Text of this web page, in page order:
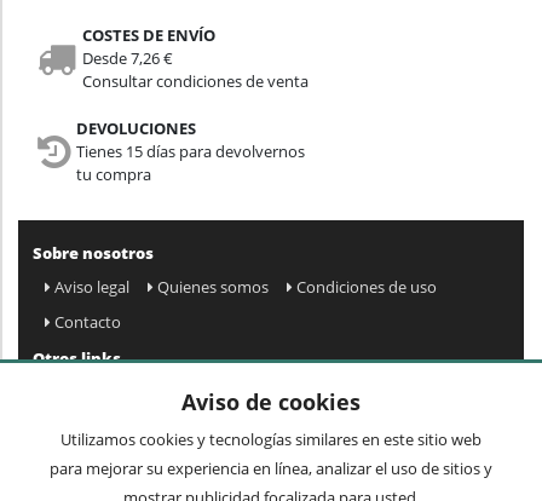
COSTES DE ENVÍO
Desde 7,26 €
Consultar condiciones de venta
DEVOLUCIONES
Tienes 15 días para devolvernos
tu compra
Sobre nosotros
Aviso legal
Quienes somos
Condiciones de uso
Contacto
Otros links
Preguntas frecuentes
Newsletter
Aviso de cookies
Utilizamos cookies y tecnologías similares en este sitio web
para mejorar su experiencia en línea, analizar el uso de sitios y